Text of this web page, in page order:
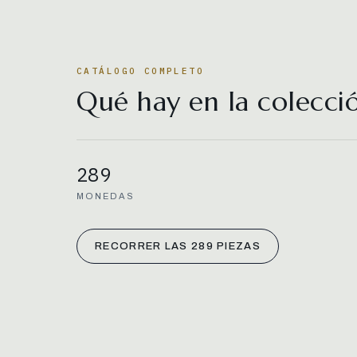
CATÁLOGO COMPLETO
Qué hay en la
MONEDAS
289
RECORRER LAS 289 PIEZAS